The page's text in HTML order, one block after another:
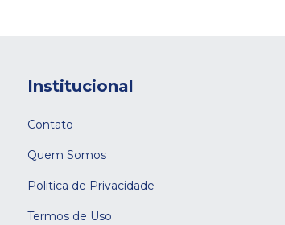
Institucional
Contato
Quem Somos
Politica de Privacidade
Termos de Uso